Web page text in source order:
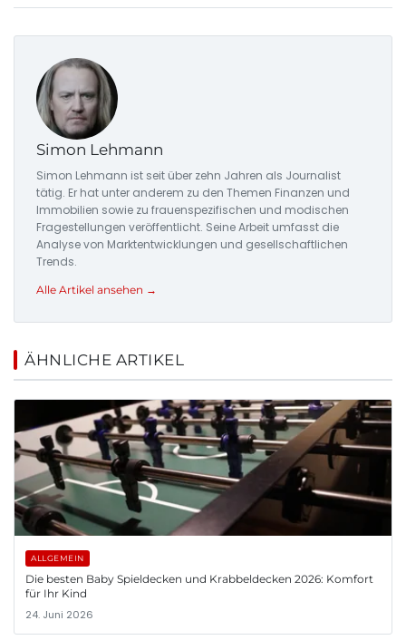
Simon Lehmann
Simon Lehmann ist seit über zehn Jahren als Journalist
tätig. Er hat unter anderem zu den Themen Finanzen und
Immobilien sowie zu frauenspezifischen und modischen
Fragestellungen veröffentlicht. Seine Arbeit umfasst die
Analyse von Marktentwicklungen und gesellschaftlichen
Trends.
Alle Artikel ansehen →
ÄHNLICHE ARTIKEL
ALLGEMEIN
Die besten Baby Spieldecken und Krabbeldecken 2026: Komfort
für Ihr Kind
24. Juni 2026